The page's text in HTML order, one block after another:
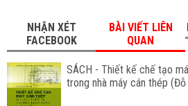
NHẬN XÉT
FACEBOOK
BÀI VIẾT LIÊN
QUAN
SÁCH - Thiết kế chế tạo
trong nhà máy cán thép